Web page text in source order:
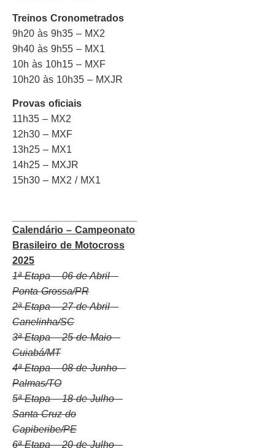
Treinos Cronometrados
9h20 às 9h35 – MX2
9h40 às 9h55 – MX1
10h às 10h15 – MXF
10h20 às 10h35 – MXJR
Provas oficiais
11h35 – MX2
12h30 – MXF
13h25 – MX1
14h25 – MXJR
15h30 – MX2 / MX1
Calendário – Campeonato
Brasileiro de Motocross
2025
1ª Etapa – 06 de Abril –
Ponta Grossa/PR
2ª Etapa – 27 de Abril –
Canelinha/SC
3ª Etapa – 25 de Maio –
Cuiabá/MT
4ª Etapa – 08 de Junho –
Palmas/TO
5ª Etapa – 18 de Julho –
Santa Cruz do
Capiberibe/PE
6ª Etapa – 20 de Julho –